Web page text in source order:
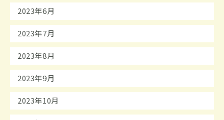
2023年6月
2023年7月
2023年8月
2023年9月
2023年10月